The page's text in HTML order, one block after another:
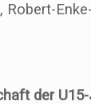
Robert-
der